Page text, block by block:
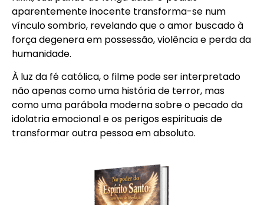
aparentemente inocente transforma-se num
vínculo sombrio, revelando que o amor buscado à
força degenera em possessão, violência e perda da
humanidade.
À luz da fé católica, o filme pode ser interpretado
não apenas como uma história de terror, mas
como uma parábola moderna sobre o pecado da
idolatria emocional e os perigos espirituais de
transformar outra pessoa em absoluto.